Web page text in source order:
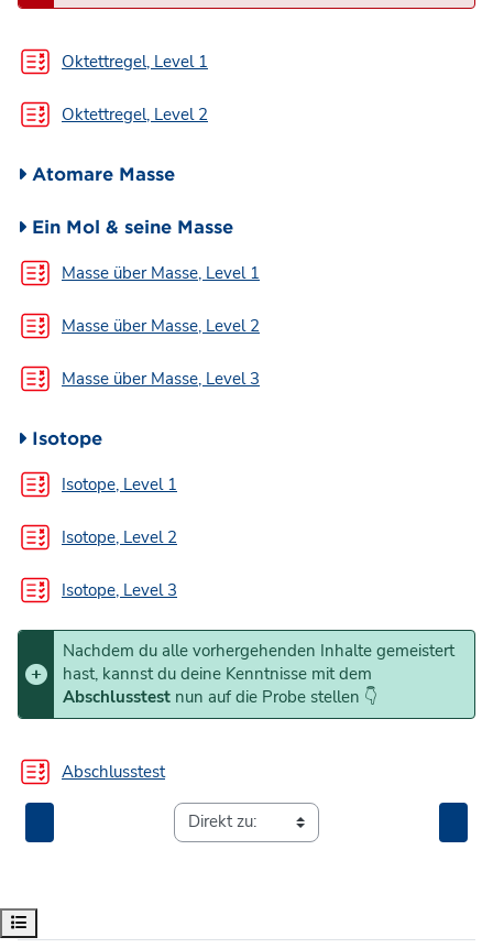
Kursindex öffnen
Oktettregel, Level 1
Oktettregel, Level 2
Atomare Masse
Ein Mol & seine Masse
Masse über Masse, Level 1
Masse über Masse, Level 2
Masse über Masse, Level 3
Isotope
Isotope, Level 1
Isotope, Level 2
Isotope, Level 3
Nachdem du alle vorhergehenden Inhalte gemeistert
hast, kannst du deine Kenntnisse mit dem
Abschlusstest nun auf die Probe stellen 👇
Abschlusstest